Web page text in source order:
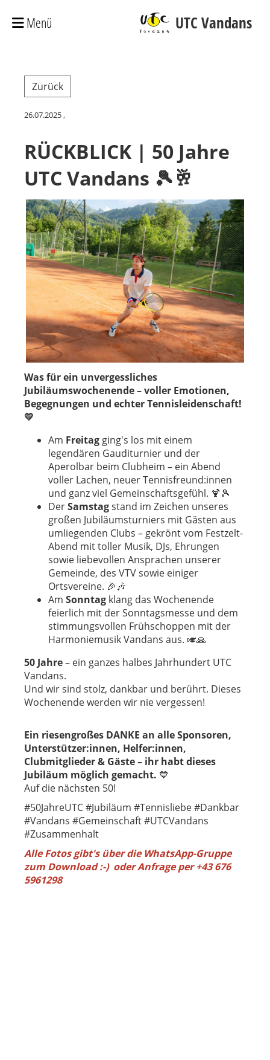
UTC Vandans
Menü
Zurück
26.07.2025,
RÜCKBLICK | 50 Jahre
UTC Vandans 🎾🥂
Was für ein unvergessliches
Jubiläumswochenende – voller Emotionen,
Begegnungen und echter Tennisleidenschaft!
💛
Am Freitag ging's los mit einem
legendären Gauditurnier und der
Aperolbar beim Clubheim – ein Abend
voller Lachen, neuer Tennisfreund:innen
und ganz viel Gemeinschaftsgefühl. 🍹🎾
DerSamstagstand im Zeichen unseres
großen Jubiläumsturniers mit Gästen aus
umliegenden Clubs – gekrönt vom Festzelt-
Abend mit toller Musik, DJs, Ehrungen
sowie liebevollen Ansprachen unserer
Gemeinde, des VTV sowie einiger
Ortsvereine. 🎉🎶
Am Sonntag klang das Wochenende
feierlich mit der Sonntagsmesse und dem
stimmungsvollen Frühschoppen mit der
Harmoniemusik Vandans aus. 🎺🙏
50 Jahre– ein ganzes halbes Jahrhundert UTC
Vandans.
Und wir sind stolz, dankbar und berührt. Dieses
Wochenende werden wir nie vergessen!
Ein riesengroßes DANKE an alle Sponsoren,
Unterstützer:innen, Helfer:innen,
Clubmitglieder & Gäste – ihr habt dieses
Jubiläum möglich gemacht. 💙
Auf die nächsten 50!
#50JahreUTC #Jubiläum #Tennisliebe #Dankbar
#Vandans #Gemeinschaft #UTCVandans
#Zusammenhalt
Alle Fotos gibt's über die WhatsApp-Gruppe
zum Download :-) oder Anfrage per +43 676
5961298